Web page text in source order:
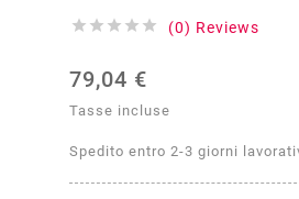
     (0) Reviews
79,04 €
Tasse incluse
Spedito entro 2-3 giorni